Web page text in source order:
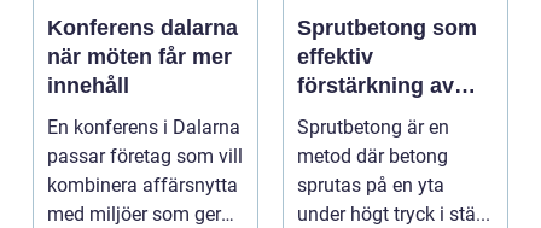
Konferens dalarna
när möten får mer
innehåll
En konferens i Dalarna
passar företag som vill
kombinera affärsnytta
med miljöer som ger
Sprutbetong som
effektiv
förstärkning av
berg och betong
Sprutbetong är en
metod där betong
sprutas på en yta
under högt tryck i stä...